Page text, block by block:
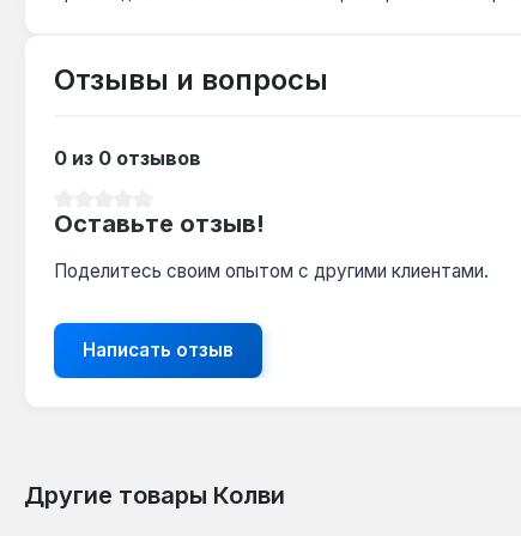
Гарантия 3 года, производство — Украина, доставка
Отзывы и вопросы
0 из 0 отзывов
Оставьте отзыв!
Поделитесь своим опытом с другими клиентами.
Написать отзыв
Другие товары Колви